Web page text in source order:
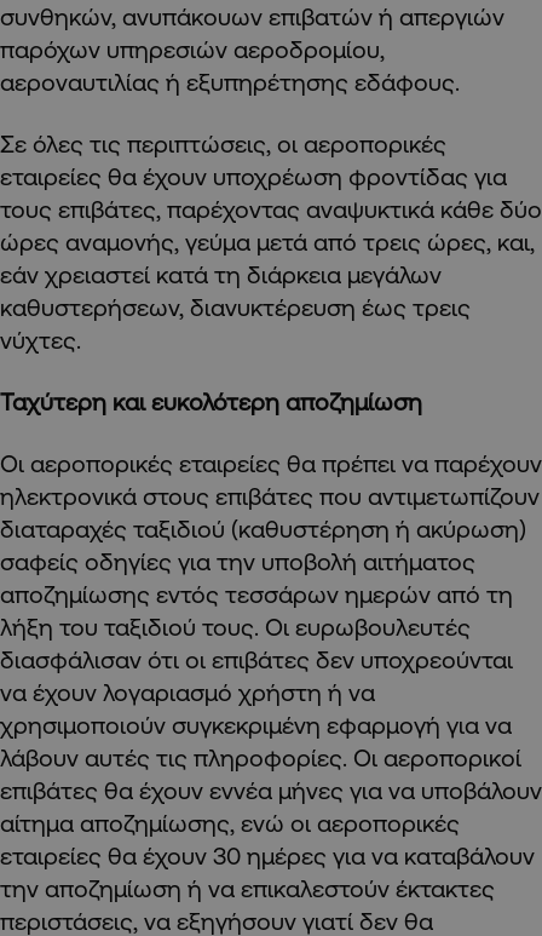
συνθηκών, ανυπάκουων επιβατών ή απεργιών
παρόχων υπηρεσιών αεροδρομίου,
αεροναυτιλίας ή εξυπηρέτησης εδάφους.
Σε όλες τις περιπτώσεις, οι αεροπορικές
εταιρείες θα έχουν υποχρέωση φροντίδας για
τους επιβάτες, παρέχοντας αναψυκτικά κάθε δύο
ώρες αναμονής, γεύμα μετά από τρεις ώρες, και,
εάν χρειαστεί κατά τη διάρκεια μεγάλων
καθυστερήσεων, διανυκτέρευση έως τρεις
νύχτες.
Ταχύτερη και ευκολότερη αποζημίωση
Οι αεροπορικές εταιρείες θα πρέπει να παρέχουν
ηλεκτρονικά στους επιβάτες που αντιμετωπίζουν
διαταραχές ταξιδιού (καθυστέρηση ή ακύρωση)
σαφείς οδηγίες για την υποβολή αιτήματος
αποζημίωσης εντός τεσσάρων ημερών από τη
λήξη του ταξιδιού τους. Οι ευρωβουλευτές
διασφάλισαν ότι οι επιβάτες δεν υποχρεούνται
να έχουν λογαριασμό χρήστη ή να
χρησιμοποιούν συγκεκριμένη εφαρμογή για να
λάβουν αυτές τις πληροφορίες. Οι αεροπορικοί
επιβάτες θα έχουν εννέα μήνες για να υποβάλουν
αίτημα αποζημίωσης, ενώ οι αεροπορικές
εταιρείες θα έχουν 30 ημέρες για να καταβάλουν
την αποζημίωση ή να επικαλεστούν έκτακτες
περιστάσεις, να εξηγήσουν γιατί δεν θα